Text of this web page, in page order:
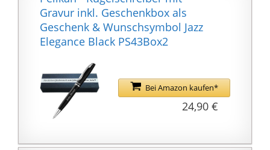
lässt.
Das hochwertige
Schreibgerät erhalten
Sie in einem Pelikan-
einem mattierten,
rosafarbenen Lackfinish
gehalten. Die
erstrahlen in einer
hochglanzpolierten
Chromoberfläche
Gravur inkl. Geschenkbox als
Geschenk & Wunschsymbol Jazz
Elegance Black PS43Box2
Bei Amazon kaufen*
24,90 €